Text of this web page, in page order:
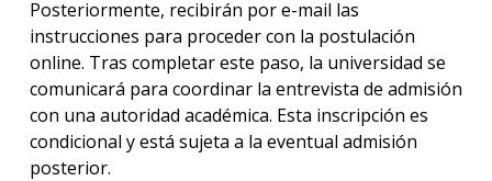
Posteriormente, recibirán por e-mail las
instrucciones para proceder con la postulación
online. Tras completar este paso, la universidad se
comunicará para coordinar la entrevista de admisión
con una autoridad académica. Esta inscripción es
condicional y está sujeta a la eventual admisión
posterior.